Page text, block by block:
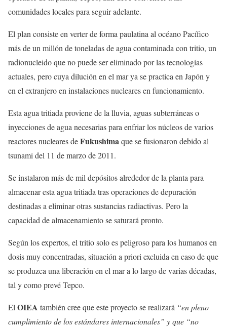
comunidades locales para seguir adelante.
El plan consiste en verter de forma paulatina al océano Pacífico
más de un millón de toneladas de agua contaminada con tritio, un
radionucleido que no puede ser eliminado por las tecnologías
actuales, pero cuya dilución en el mar ya se practica en Japón y
en el extranjero en instalaciones nucleares en funcionamiento.
Esta agua tritiada proviene de la lluvia, aguas subterráneas o
inyecciones de agua necesarias para enfriar los núcleos de varios
reactores nucleares deFukushimaque se fusionaron debido al
tsunami del 11 de marzo de 2011.
Se instalaron más de mil depósitos alrededor de la planta para
almacenar esta agua tritiada tras operaciones de depuración
destinadas a eliminar otras sustancias radiactivas. Pero la
capacidad de almacenamiento se saturará pronto.
Según los expertos, el tritio solo es peligroso para los humanos en
dosis muy concentradas, situación a priori excluida en caso de que
se produzca una liberación en el mar a lo largo de varias décadas,
tal y como prevé Tepco.
El OIEA también cree que este proyecto se realizará “en pleno
cumplimiento de los estándares internacionales” y que “no